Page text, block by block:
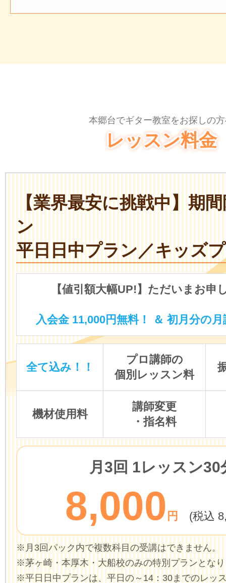
本郷台でギター教室をお探しの
レッスン料金
【業界最安に挑戦中】期
ン
平日日中プラン／キッズ
【値引額大幅UP!】ただいまお申
入会金 11,000円無料！ ＆ 初月分の
全て込み！！
プロ講師の
個別レッスン料
機材使用料
講師変更
・指名料
月3回 1レッスン30
8,000 円 (税込
※月3回パック内で複数科目の受講はできません
※茅ヶ崎・本厚木・大船校のみの特別プランとな
※平日日中プランは、平日の～14：30までのレ